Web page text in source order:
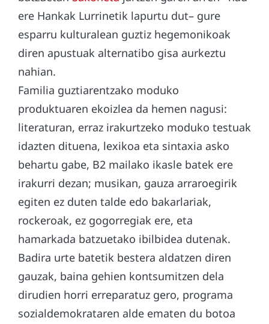
ere Hankak Lurrinetik lapurtu dut– gure
esparru kulturalean guztiz hegemonikoak
diren apustuak alternatibo gisa aurkeztu
nahian.
Familia guztiarentzako moduko
produktuaren ekoizlea da hemen nagusi:
literaturan, erraz irakurtzeko moduko testuak
idazten dituena, lexikoa eta sintaxia asko
behartu gabe, B2 mailako ikasle batek ere
irakurri dezan; musikan, gauza arraroegirik
egiten ez duten talde edo bakarlariak,
rockeroak, ez gogorregiak ere, eta
hamarkada batzuetako ibilbidea dutenak.
Badira urte batetik bestera aldatzen diren
gauzak, baina gehien kontsumitzen dela
dirudien horri erreparatuz gero, programa
sozialdemokrataren alde ematen du botoa